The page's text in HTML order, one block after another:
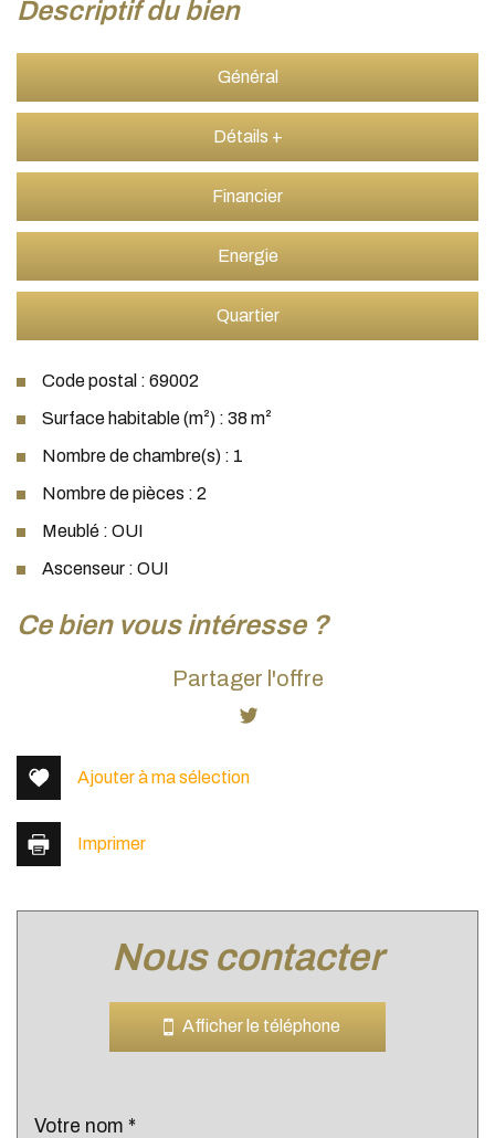
descriptif du bien
Général
Détails +
Financier
Energie
Quartier
Code postal : 69002
Surface habitable (m²) : 38 m²
Nombre de chambre(s) : 1
Nombre de pièces : 2
Meublé : OUI
Ascenseur : OUI
la ville de lyon (69002)
Leaflet |©JawgMaps|© OpenStreetMap
ce bien vous intéresse ?
Partager l'offre
Ajouter à ma sélection
Imprimer
nous contacter
Afficher le téléphone